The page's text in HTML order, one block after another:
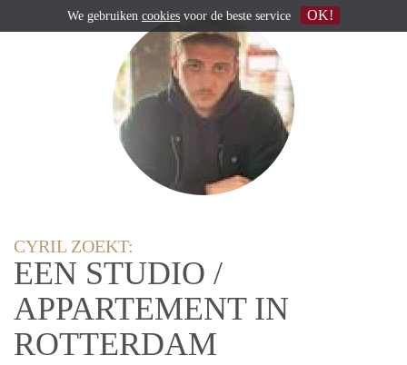
CYRIL ZOEKT:
EEN STUDIO /
APPARTEMENT IN
ROTTERDAM
We gebruiken cookies voor de beste service OK!